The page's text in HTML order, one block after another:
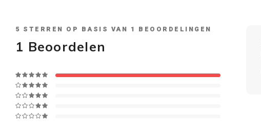
5 STERREN OP BASIS VAN 1 BEOORDELINGEN
1 Beoordelen